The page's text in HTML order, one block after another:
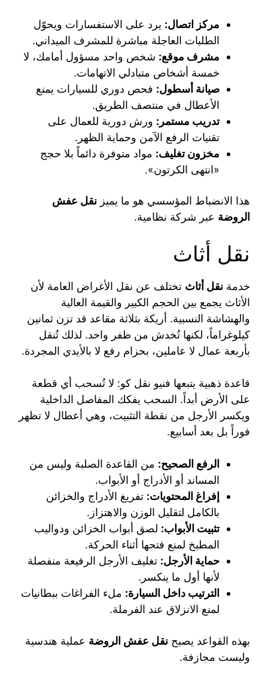
مركز اتصال: يرد على الاستفسارات ويحوّل
الطلبات العاجلة مباشرة للمشرف الميداني.
مشرف موقع: شخص واحد مسؤول أمامك، لا
خمسة أشخاص متبادلي الاتهامات.
صيانة أسطول: فحص دوري للسيارات يمنع
الأعطال في منتصف الطريق.
تدريب مستمر: ورش دورية للعمال على
تقنيات الرفع الآمن وحماية الظهر.
مخزون تغليف: مواد متوفرة دائماً بلا حجج
«انتهى الكرتون».
هذا الانضباط المؤسسي هو ما يميز نقل عفش
الروضة عبر شركة نظامية.
نقل أثاث
خدمة نقل أثاث تختلف عن نقل الأغراض العامة لأن
الأثاث يجمع بين الحجم الكبير والقيمة العالية
والهشاشة النسبية. أريكة بثلاثة مقاعد قد تزن ثمانين
كيلوغراماً، لكنها تُخدش من ظفر واحد. لذلك تُنقل
بأربعة عمال لا عاملين، بحزام رفع لا بالأيدي المجردة.
قاعدة ذهبية يتبعها فنيو نقل كو: لا تُسحب أي قطعة
على الأرض أبداً. السحب يفكك المفاصل الداخلية
ويكسر الأرجل من نقطة التثبيت، وهي أعطال لا تظهر
فوراً بل بعد أسابيع.
الرفع الصحيح: من القاعدة الصلبة وليس من
المساند أو الأدراج أو الأبواب.
إفراغ المحتويات: تفريغ الأدراج والخزائن
بالكامل لتقليل الوزن والاهتزاز.
تثبيت الأبواب: لصق أبواب الخزائن ودواليب
المطبخ لمنع فتحها أثناء الحركة.
حماية الأرجل: تغليف الأرجل الرفيعة منفصلة
لأنها أول ما ينكسر.
الترتيب داخل السيارة: ملء الفراغات ببطانيات
لمنع الانزلاق عند الفرملة.
بهذه القواعد يصبح نقل عفش الروضة عملية هندسية
وليست مجازفة.